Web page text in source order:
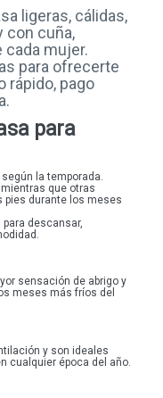
ligeras, cálidas,
con cuña,
cada mujer.
para ofrecerte
rápido, pago
para
la temporada.
que otras
pies durante los meses
descansar,
sensación de abrigo y
meses más fríos del
y son ideales
cualquier época del año.